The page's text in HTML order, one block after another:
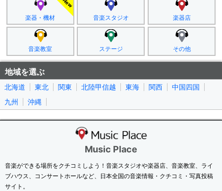
楽器・機材 音楽スタジオ 楽器店
音楽教室 ステージ その他
地域を選ぶ
北海道 東北 関東 北陸甲信越 東海 関西
中国四国
九州
沖縄
Music Place
音楽ができる場所をクチコミしよう！音楽スタジオや楽器店、音楽教室、ライ
ブハウス、コンサートホールなど、日本全国の音楽情報・クチコミ・写真投稿
サイト。